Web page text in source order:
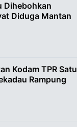
Dihebohkan
Diduga Mantan
Kodam TPR Satu
Rampung